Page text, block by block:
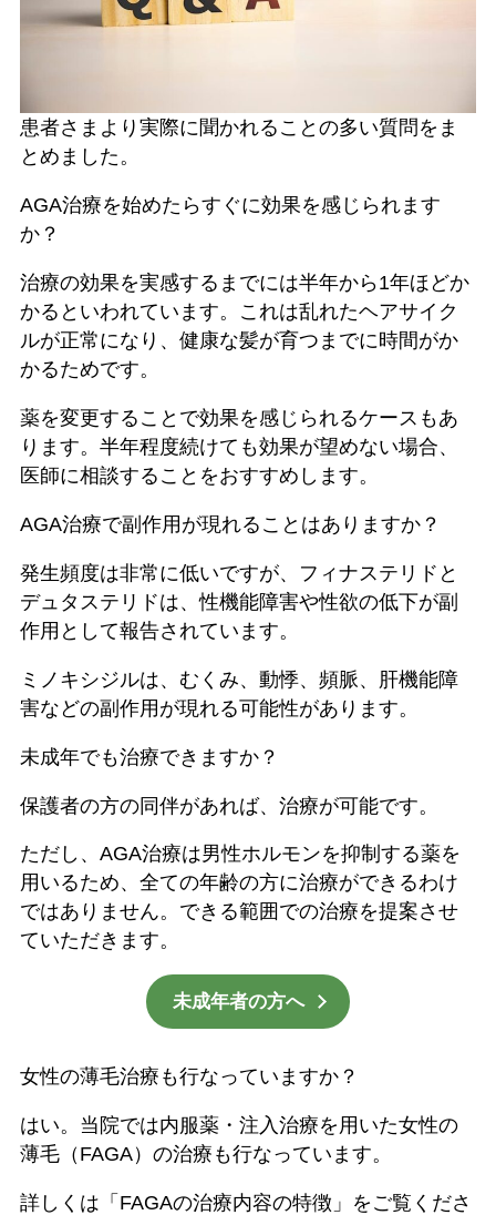
患者さまより実際に聞かれることの多い質問をま
とめました。
AGA治療を始めたらすぐに効果を感じられます
か？
治療の効果を実感するまでには半年から1年ほどか
かるといわれています。これは乱れたヘアサイク
ルが正常になり、健康な髪が育つまでに時間がか
かるためです。
薬を変更することで効果を感じられるケースもあ
ります。半年程度続けても効果が望めない場合、
医師に相談することをおすすめします。
AGA治療で副作用が現れることはありますか？
発生頻度は非常に低いですが、フィナステリドと
デュタステリドは、性機能障害や性欲の低下が副
作用として報告されています。
ミノキシジルは、むくみ、動悸、頻脈、肝機能障
害などの副作用が現れる可能性があります。
未成年でも治療できますか？
保護者の方の同伴があれば、治療が可能です。
ただし、AGA治療は男性ホルモンを抑制する薬を
用いるため、全ての年齢の方に治療ができるわけ
ではありません。できる範囲での治療を提案させ
ていただきます。
未成年者の方へ
女性の薄毛治療も行なっていますか？
はい。当院では内服薬・注入治療を用いた女性の
薄毛（FAGA）の治療も行なっています。
詳しくは「FAGAの治療内容の特徴」をご覧くださ